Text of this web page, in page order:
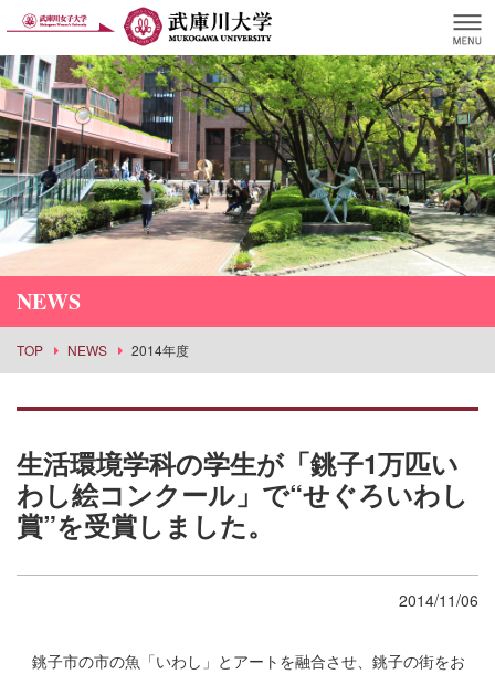
NEWS
TOP NEWS 2014年度
生活環境学科の学生が「銚子1万匹い
わし絵コンクール」で“せぐろいわし
賞”を受賞しました。
2014/11/06
銚子市の市の魚「いわし」とアートを融合させ、銚子の街をお